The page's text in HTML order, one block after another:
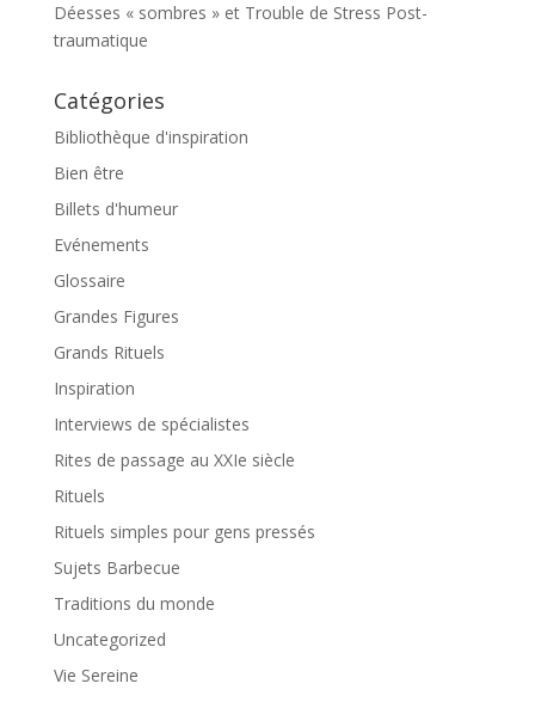
Déesses « sombres » et Trouble de Stress Post-
traumatique
Catégories
Bibliothèque d'inspiration
Bien être
Billets d'humeur
Evénements
Glossaire
Grandes Figures
Grands Rituels
Inspiration
Interviews de spécialistes
Rites de passage au XXIe siècle
Rituels
Rituels simples pour gens pressés
Sujets Barbecue
Traditions du monde
Uncategorized
Vie Sereine